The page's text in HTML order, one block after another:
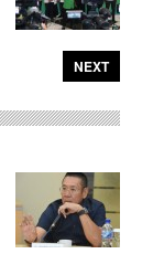
NEXT